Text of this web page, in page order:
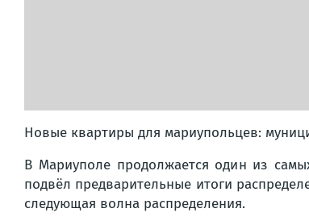
Новые квартиры для мариупольцев:
В Мариуполе продолжается один из
подвёл предварительные итоги
следующая волна распределения.